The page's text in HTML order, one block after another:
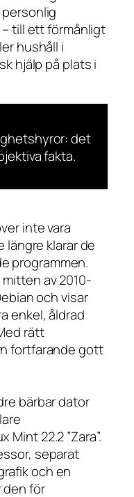
till ett förmånligt
hushåll i
hjälp på plats i
det
fakta.
inte vara
klarar de
programmen.
mitten av 2010-
och visar
enkel, åldrad
rätt
fortfarande gott
bärbar dator
22.2 ”Zara”.
separat
och en
den för